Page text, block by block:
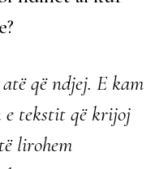
që ndjej. E kam
e tekstit që krijoj
lirohem